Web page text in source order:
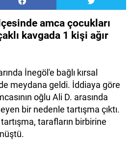
amca çocukları
kavgada 1 kişi ağır
İnegöl'e bağlı kırsal
meydana geldi. İddiaya göre
oğlu Ali D. arasında
bir nedenle tartışma çıktı.
tarafların birbirine